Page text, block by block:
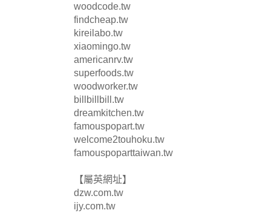
woodcode.tw
findcheap.tw
kireilabo.tw
xiaomingo.tw
americanrv.tw
superfoods.tw
woodworker.tw
billbillbill.tw
dreamkitchen.tw
famouspopart.tw
welcome2touhoku.tw
famouspoparttaiwan.tw
【屬英網址】
dzw.com.tw
ijy.com.tw